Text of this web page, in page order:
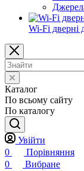
Wi-Fi дверні
Каталог
По всьому сайту
По каталогу
Увійти
0
Порівняння
0
Вибране